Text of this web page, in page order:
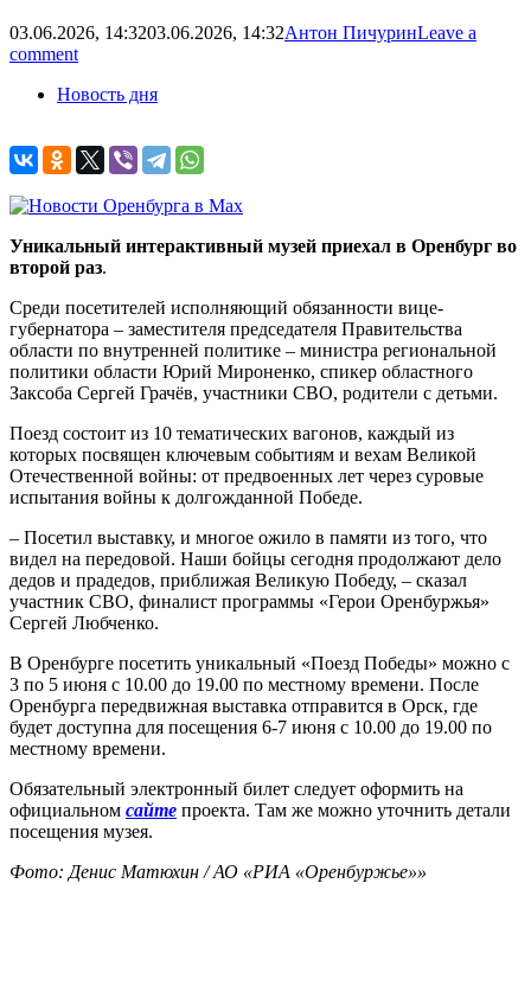
03.06.2026, 14:3203.06.2026, 14:32Антон ПичуринLeave a
comment
Новость дня
Уникальный интерактивный музей приехал в Оренбург во
второй раз.
Среди посетителей исполняющий обязанности вице-
губернатора – заместителя председателя Правительства
области по внутренней политике – министра региональной
политики области Юрий Мироненко, спикер областного
Заксоба Сергей Грачёв, участники СВО, родители с детьми.
Поезд состоит из 10 тематических вагонов, каждый из
которых посвящен ключевым событиям и вехам Великой
Отечественной войны: от предвоенных лет через суровые
испытания войны к долгожданной Победе.
– Посетил выставку, и многое ожило в памяти из того, что
видел на передовой. Наши бойцы сегодня продолжают дело
дедов и прадедов, приближая Великую Победу, – сказал
участник СВО, финалист программы «Герои Оренбуржья»
Сергей Любченко.
В Оренбурге посетить уникальный «Поезд Победы» можно с
3 по 5 июня с 10.00 до 19.00 по местному времени. После
Оренбурга передвижная выставка отправится в Орск, где
будет доступна для посещения 6-7 июня с 10.00 до 19.00 по
местному времени.
Обязательный электронный билет следует оформить на
официальном сайте проекта. Там же можно уточнить детали
посещения музея.
Фото: Денис Матюхин / АО «РИА «Оренбуржье»»